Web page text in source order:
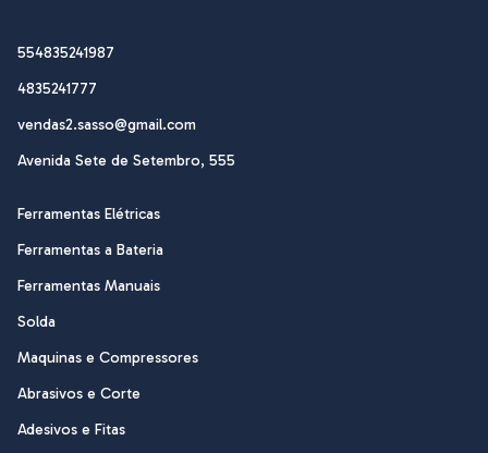
554835241987
4835241777
vendas2.sasso@gmail.com
Avenida Sete de Setembro, 555
Ferramentas Elétricas
Ferramentas a Bateria
Ferramentas Manuais
Solda
Maquinas e Compressores
Abrasivos e Corte
Adesivos e Fitas